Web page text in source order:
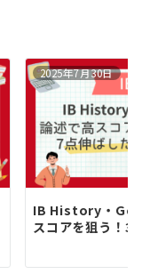
2025年7月30日
IB History・
スコアを狙う！3